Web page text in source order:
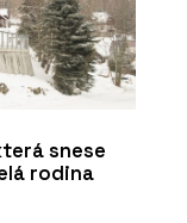
snese
rodina